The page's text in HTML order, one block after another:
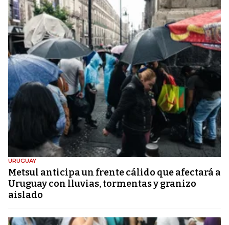
URUGUAY
Metsul anticipa un frente cálido que afectará a
Uruguay con lluvias, tormentas y granizo
aislado